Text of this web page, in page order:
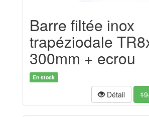
Barre filtée inox
trapéziodale
300mm + ecrou
En stock
Détail